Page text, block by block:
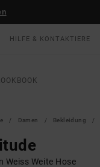
HILFE & KONTAKTIERE
Damen Bekleidung
Weiss Weite Hose